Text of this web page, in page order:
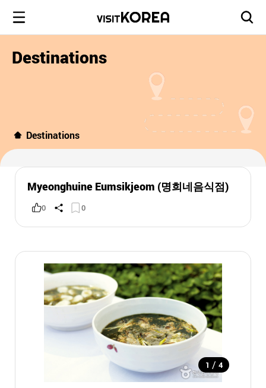
Destinations
Destinations
Myeonghuine Eumsikjeom (명희네음식점)
0 0
1 / 4